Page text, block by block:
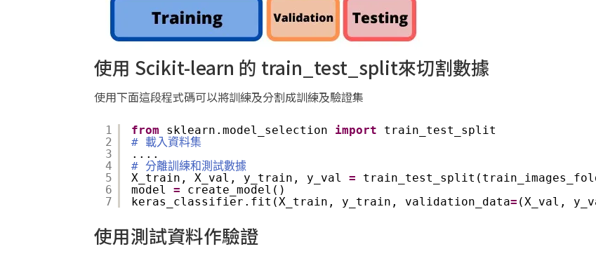
使用 Scikit-learn 的 train_test_split來切割數據
使用下面這段程式碼可以將訓練及分割成訓練及驗證集
1
2
3
4
5
6
7
from sklearn.model_selection import
train_test_split
# 載入資料集
....
# 分離訓練和測試數據
X_train, X_val, y_train, y_val =
model =
create_model()
keras_classifier.fit(X_train, y_train, validation_data= (X_val,
使用測試資料作驗證